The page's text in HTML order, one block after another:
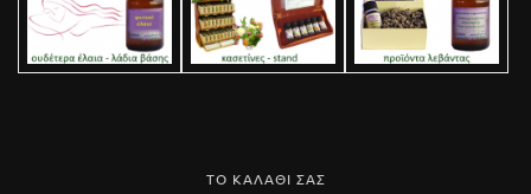
ΤΟ ΚΑΛΑΘΙ ΣΑΣ